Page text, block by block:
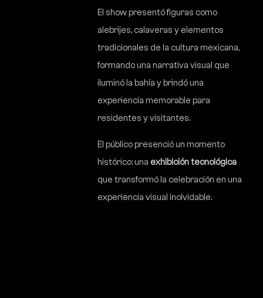
El show presentó figuras como
alebrijes, calaveras y elementos
tradicionales de la cultura mexicana,
formando una narrativa visual que
iluminó la bahía y brindó una
experiencia memorable para
residentes y visitantes.
El público presenció un momento
histórico: una exhibición tecnológica
que transformó la celebración en una
experiencia visual inolvidable.